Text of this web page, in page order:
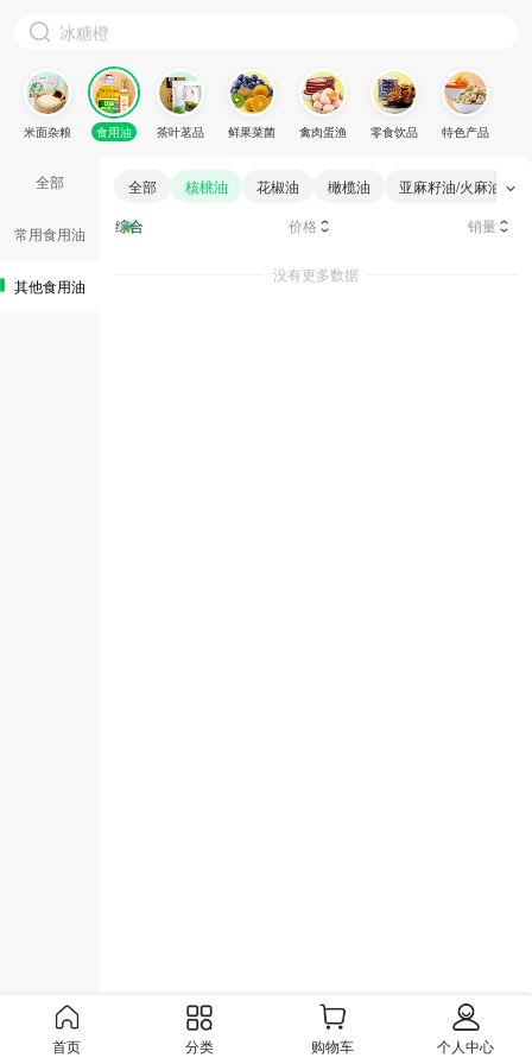
米面杂粮 食用油 茶叶茗品 鲜果菜菌 禽肉蛋渔 零食饮品 特色产品
全部
常用食用油
其他食用油
全部 核桃油 花椒油 橄榄油 亚麻籽油/火麻油
综合 价格 销量
没有更多数据
首页 分类 购物车 个人中心